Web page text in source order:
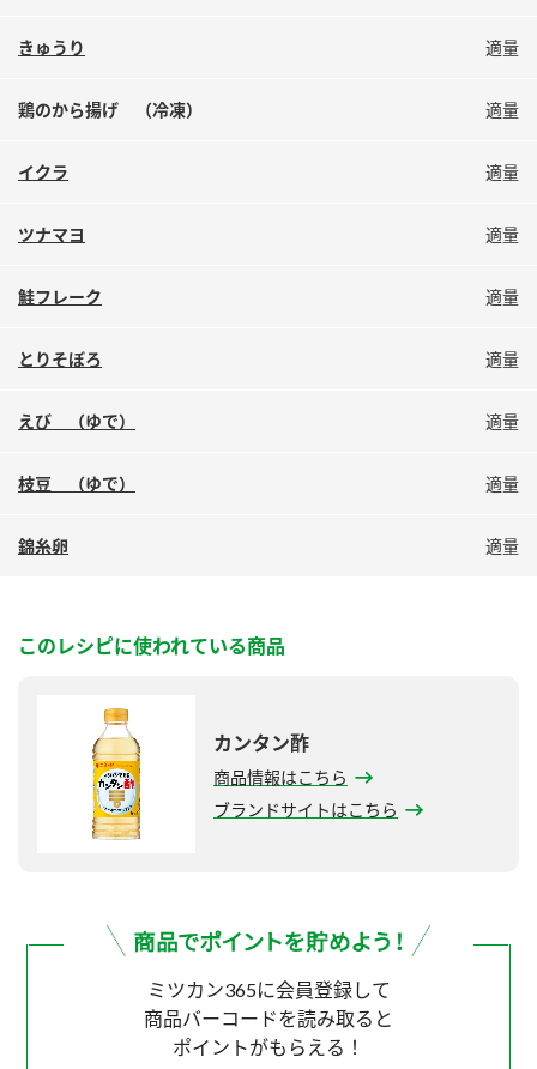
きゅうり 適量
鶏のから揚げ （冷凍） 適量
イクラ 適量
ツナマヨ 適量
鮭フレーク 適量
とりそぼろ 適量
えび （ゆで） 適量
枝豆 （ゆで） 適量
錦糸卵 適量
このレシピに使われている商品
カンタン酢
商品情報はこちら
ブランドサイトはこちら
ミツカン365に会員登録して
商品バーコードを読み取ると
ポイントがもらえる！